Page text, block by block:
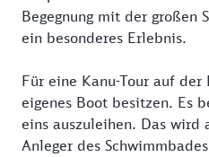
Begegnung mit der großen
ein besonderes Erlebnis.
Für eine Kanu-Tour auf der
eigenes Boot besitzen. Es
eins auszuleihen. Das wird
Anleger des